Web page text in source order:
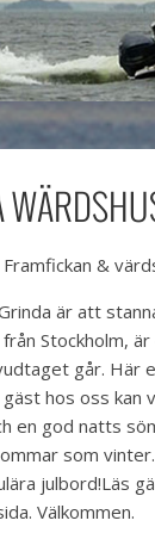
&
är att
Stockholm,
går. Här
gäst hos oss kan
en god natts
som
julbord!Läs
Välkommen.